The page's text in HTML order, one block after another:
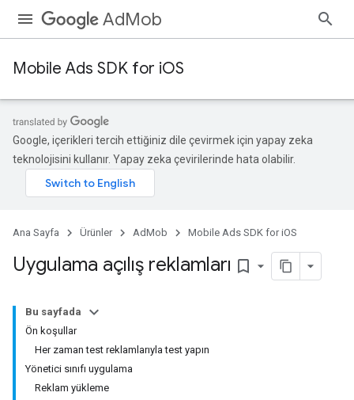
AdMob
Mobile Ads SDK for iOS
Google, içerikleri tercih ettiğiniz dile çevirmek için yapay zeka
teknolojisini kullanır. Yapay zeka çevirilerinde hata olabilir.
Ana Sayfa Ürünler AdMob Mobile Ads SDK for iOS
Uygulama açılış reklamları bookmark_border
Bu sayfada
Ön koşullar
Her zaman test reklamlarıyla test yapın
Yönetici sınıfı uygulama
Reklam yükleme